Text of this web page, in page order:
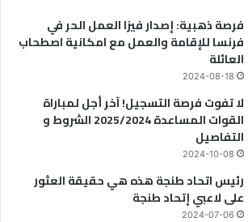
فرصة ذهبية: إصدار فيزا العمل الحر في
فرنسا للإقامة والعمل مع امكانية اصطحاب
العائلة
2024-08-18
لا تفوت فرصة التسجيل! آخر أجل لمباراة
القوات المساعدة 2025/2024 الشروط و
التفاصيل
2024-10-08
رئيس اتحاد طنجة هذه هي حقيقة العثور
على لاعبي إتحاد طنجة
2024-07-06